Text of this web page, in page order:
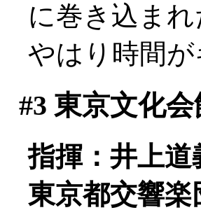
に巻き込まれ
やはり時間
#3 東京文化
指揮：井上道
東京都交響楽